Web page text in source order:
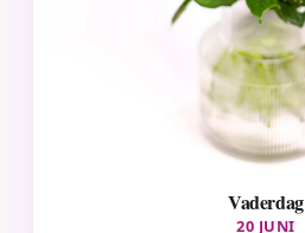
Vaderdag
20 JUNI